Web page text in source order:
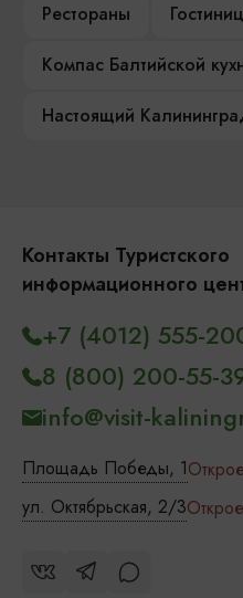
Рестораны
Компас Балтийской
Настоящий
Контакты Туристского
информационного
Площадь Победы, 1
ул. Октябрьская, 2/3
+7 (4012) 555-
8 (800) 200-55-
info@visit-